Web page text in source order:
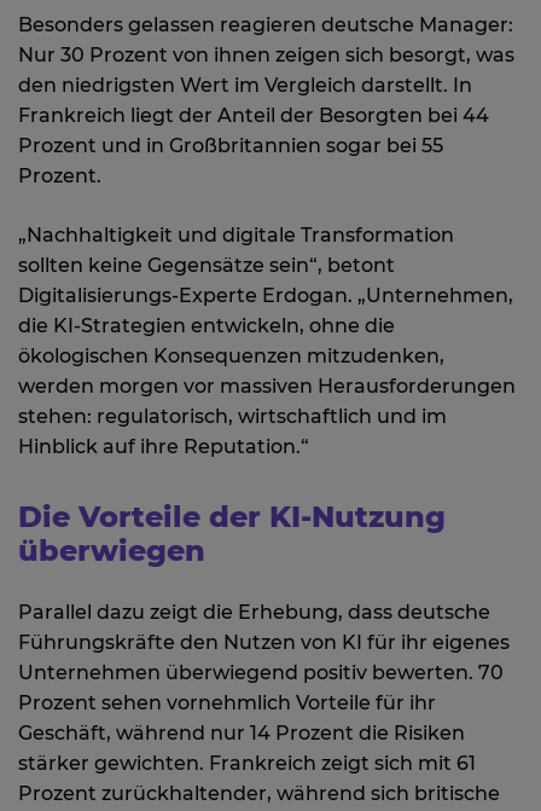
Besonders gelassen reagieren deutsche Manager:
Nur 30 Prozent von ihnen zeigen sich besorgt, was
den niedrigsten Wert im Vergleich darstellt. In
Frankreich liegt der Anteil der Besorgten bei 44
Prozent und in Großbritannien sogar bei 55
Prozent.
„Nachhaltigkeit und digitale Transformation
sollten keine Gegensätze sein“, betont
Digitalisierungs-Experte Erdogan. „Unternehmen,
die KI-Strategien entwickeln, ohne die
ökologischen Konsequenzen mitzudenken,
werden morgen vor massiven Herausforderungen
stehen: regulatorisch, wirtschaftlich und im
Hinblick auf ihre Reputation.“
Die Vorteile der KI-Nutzung
überwiegen
Parallel dazu zeigt die Erhebung, dass deutsche
Führungskräfte den Nutzen von KI für ihr eigenes
Unternehmen überwiegend positiv bewerten. 70
Prozent sehen vornehmlich Vorteile für ihr
Geschäft, während nur 14 Prozent die Risiken
stärker gewichten. Frankreich zeigt sich mit 61
Prozent zurückhaltender, während sich britische